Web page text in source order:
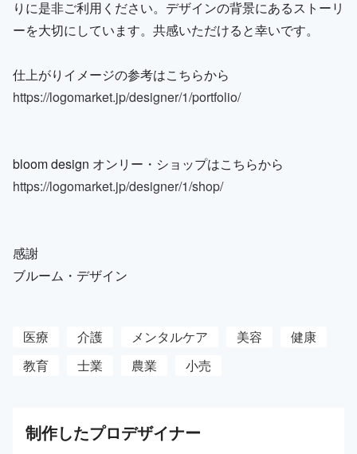
りに是非ご利用ください。デザインの背景にあるストーリ
ーを大切にしています。共感いただけると幸いです。
仕上がりイメージの参考はこちらから
https://logomarket.jp/designer/1/portfolio/
bloom design オンリー・ショップはこちらから
https://logomarket.jp/designer/1/shop/
感謝
ブルーム・デザイン
医療 介護 メンタルケア 美容
健康
教育
士業 農業 小売
制作したプロデザイナー